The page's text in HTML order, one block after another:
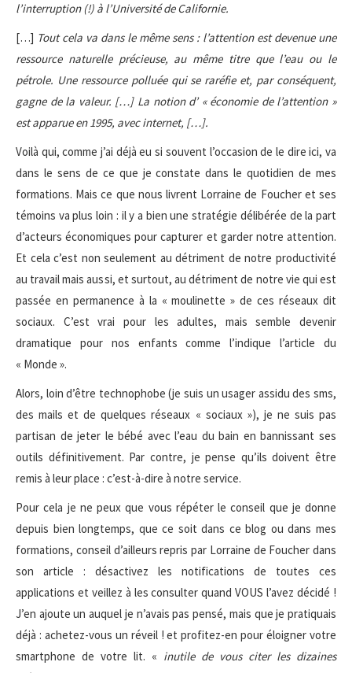
l’interruption (!) à l’Université de Californie.
[…] Tout cela va dans le même sens : l’attention est devenue une
ressource naturelle précieuse, au même titre que l’eau ou le
pétrole. Une ressource polluée qui se raréfie et, par conséquent,
gagne de la valeur. […] La notion d’ « économie de l’attention »
est apparue en 1995, avec internet, […].
Voilà qui, comme j’ai déjà eu si souvent l’occasion de le dire ici, va
dans le sens de ce que je constate dans le quotidien de mes
formations. Mais ce que nous livrent Lorraine de Foucher et ses
témoins va plus loin : il y a bien une stratégie délibérée de la part
d’acteurs économiques pour capturer et garder notre attention.
Et cela c’est non seulement au détriment de notre productivité
au travail mais aussi, et surtout, au détriment de notre vie qui est
passée en permanence à la « moulinette » de ces réseaux dit
sociaux. C’est vrai pour les adultes, mais semble devenir
dramatique pour nos enfants comme l’indique l’article du
« Monde ».
Alors, loin d’être technophobe (je suis un usager assidu des sms,
des mails et de quelques réseaux « sociaux »), je ne suis pas
partisan de jeter le bébé avec l’eau du bain en bannissant ses
outils définitivement. Par contre, je pense qu’ils doivent être
remis à leur place : c’est-à-dire à notre service.
Pour cela je ne peux que vous répéter le conseil que je donne
depuis bien longtemps, que ce soit dans ce blog ou dans mes
formations, conseil d’ailleurs repris par Lorraine de Foucher dans
son article : désactivez les notifications de toutes ces
applications et veillez à les consulter quand VOUS l’avez décidé !
J’en ajoute un auquel je n’avais pas pensé, mais que je pratiquais
déjà : achetez-vous un réveil ! et profitez-en pour éloigner votre
smartphone de votre lit. « inutile de vous citer les dizaines